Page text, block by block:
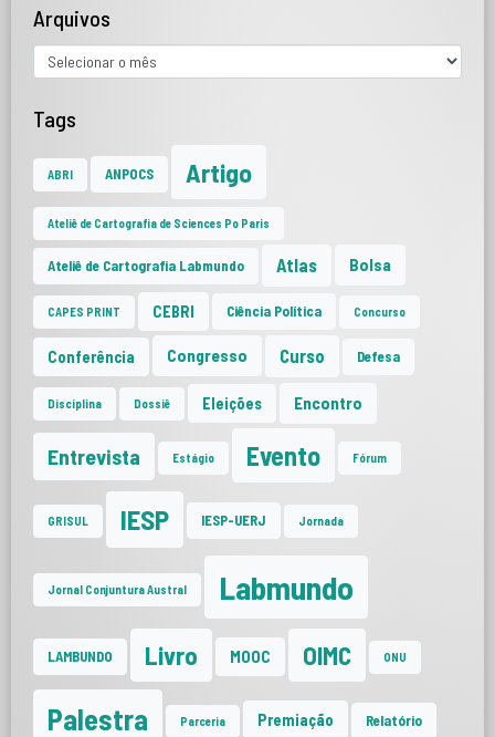
Arquivos
Tags
ABRI ANPOCS Artigo
Ateliê de Cartografia de Sciences Po Paris
Ateliê de Cartografia Labmundo Atlas Bolsa
CAPES PRINT CEBRI Ciência Política Concurso
Conferência Congresso Curso Defesa
Disciplina Dossiê Eleições Encontro
Entrevista Estágio Evento Fórum
GRISUL IESP IESP-UERJ Jornada
Jornal Conjuntura Austral Labmundo
LAMBUNDO Livro MOOC OIMC ONU
Palestra Parceria Premiação Relatório